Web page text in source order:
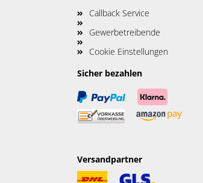
Callback Service
Gewerbetreibende
Cookie Einstellungen
Sicher bezahlen
Versandpartner